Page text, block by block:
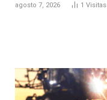
agosto 7, 2026 1 Visitas